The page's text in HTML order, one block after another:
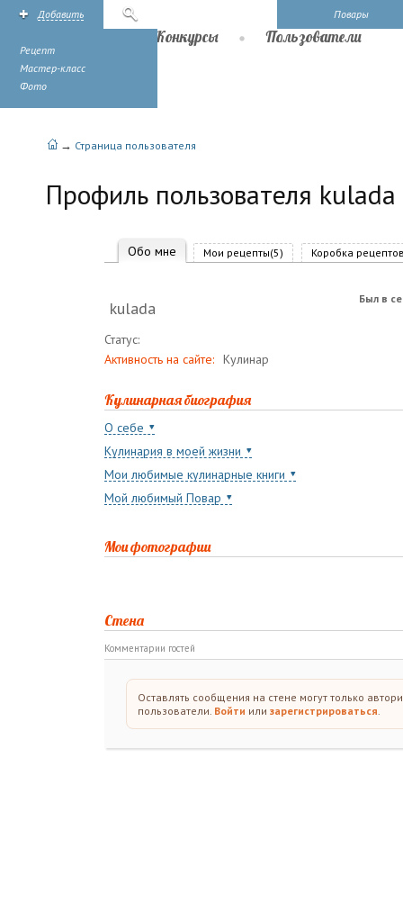
Повары
Добавить
Рецепт
Мастер-класс
Фото
Конкурсы Пользователи
→ Страница пользователя
Профиль пользователя kulada
Обо мне Мои рецепты(5) Коробка
kulada Был в
Статус:
Активность на сайте: Кулинар
Кулинарная биография
О себе
Кулинария в моей жизни
Мои любимые кулинарные книги
Мой любимый Повар
Мои фотографии
Стена
Комментарии гостей
Оставлять сообщения на стене могут только
пользователи. Войти или зарегистрироваться.